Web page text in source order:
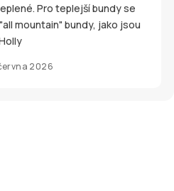
Pro teplejší bundy se
mountain" bundy, jako jsou
2026